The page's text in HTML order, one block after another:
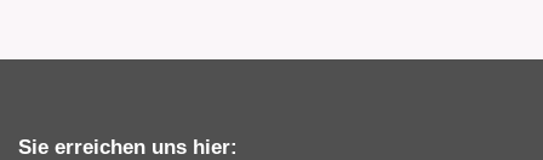
Sie erreichen uns hier: